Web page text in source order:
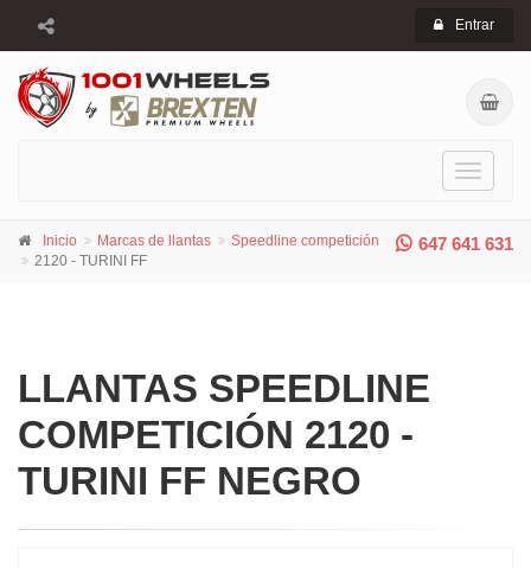
Entrar
Toggle
647 641 631
Inicio Marcas de llantas
Speedline competición
2120 - TURINI FF
LLANTAS SPEEDLINE
COMPETICIÓN 2120 -
TURINI FF NEGRO